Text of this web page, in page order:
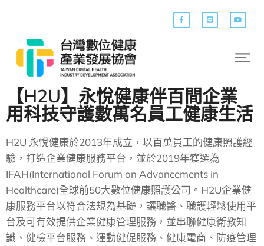
【H2U】永悅健康伴百間企業
用科技守護數萬名員工健康生活
H2U 永悅健康於2013年成立，以百萬員工的健康照護經
驗，打造企業健康服務平台，並於2019年獲選為
IFAH(International Forum on Advancements in
Healthcare)全球前50大數位健康照護公司。H2U企業健
康服務平台以符合法規為基礎，讓職醫、職護輕鬆使用平
台及可有效提供企業健康管理服務，並串聯健康衛教知
識、健檢平台服務、運動健促服務、健康電商、防疫管理